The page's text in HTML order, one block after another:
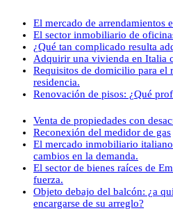
El mercado de arrendamientos
El sector inmobiliario de
¿Qué tan complicado resulta
Adquirir una vivienda en Italia
Requisitos de domicilio para el
residencia.
Renovación de pisos: ¿Qué
Venta de propiedades con
Reconexión del medidor de gas
El mercado inmobiliario
cambios en la demanda.
El sector de bienes raíces de
fuerza.
Objeto debajo del balcón: ¿a
encargarse de su arreglo?